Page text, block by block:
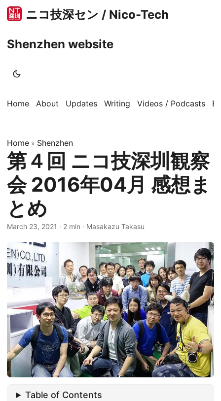
ニコ技深セン / Nico-Tech
Shenzhen website
Home About Updates Writing Videos / Podcasts
Home » Shenzhen
第４回 ニコ技深圳観察
会 2016年04月 感想ま
とめ
March 23, 2021 · 2 min · Masakazu Takasu
Table of Contents